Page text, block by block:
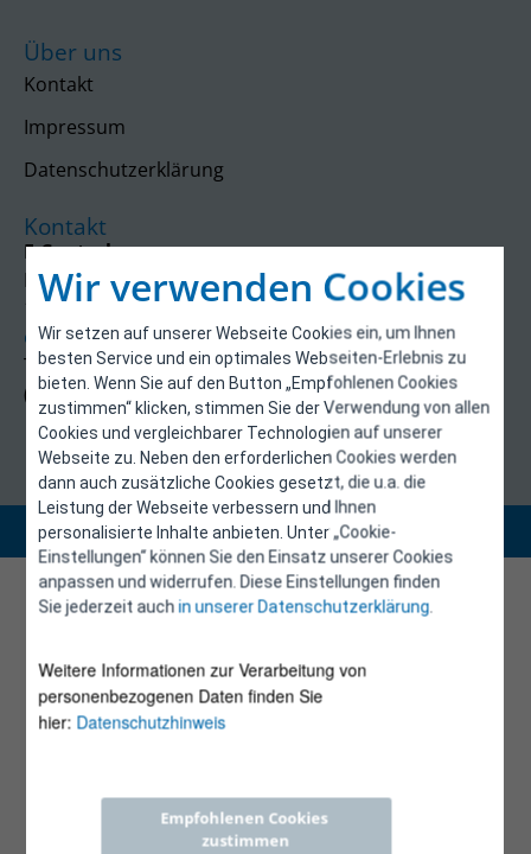
Wir verwenden Cookies
Wir setzen auf unserer Webseite Cookies ein, um Ihnen
besten Service und ein optimales Webseiten-Erlebnis zu
bieten. Wenn Sie auf den Button „Empfohlenen Cookies
zustimmen“ klicken, stimmen Sie der Verwendung von allen
Cookies und vergleichbarer Technologien auf unserer
Webseite zu. Neben den erforderlichen Cookies werden
dann auch zusätzliche Cookies gesetzt, die u.a. die
Leistung der Webseite verbessern und Ihnen
personalisierte Inhalte anbieten. Unter „Cookie-
Einstellungen“ können Sie den Einsatz unserer Cookies
anpassen und widerrufen. Diese Einstellungen finden
Sie jederzeit auchin unserer Datenschutzerklärung.
Weitere Informationen zur Verarbeitung von
personenbezogenen Daten finden Sie
hier: Datenschutzhinweis
Empfohlenen Cookies
zustimmen
Über uns
Kontakt
Impressum
Datenschutzerklärung
Kontakt
E-Control
Rudolfsplatz 13a
1010 Wien
energieeffizienz@e-control.at
Tel +43 1 5324724
(Mo, Mi-Fr 09:30-12:30 Uhr)
Copyright 2026 © E-Control